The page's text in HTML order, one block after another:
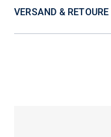
VERSAND & RETOURE